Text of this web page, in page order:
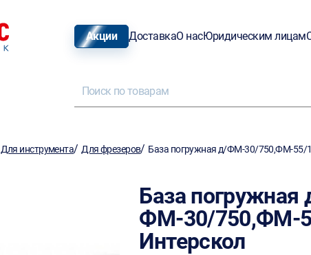
Акции ДоставкаО насЮридическим лицам
Для инструмента/Для фрезеров/ База погружная д/ФМ-30/750,ФМ-55/
База погружная
ФМ-30/750,ФМ-
Интерскол